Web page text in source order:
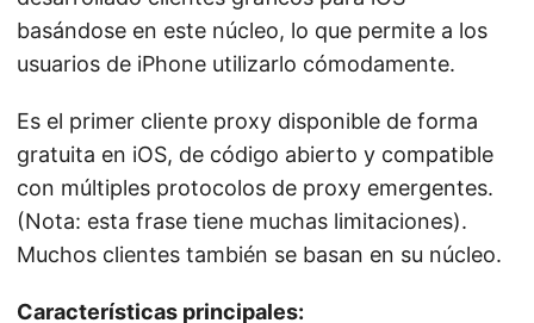
basándose en este núcleo, lo que permite a los
usuarios de iPhone utilizarlo cómodamente.
Es el primer cliente proxy disponible de forma
gratuita en iOS, de código abierto y compatible
con múltiples protocolos de proxy emergentes.
(Nota: esta frase tiene muchas limitaciones).
Muchos clientes también se basan en su núcleo.
Características principales: